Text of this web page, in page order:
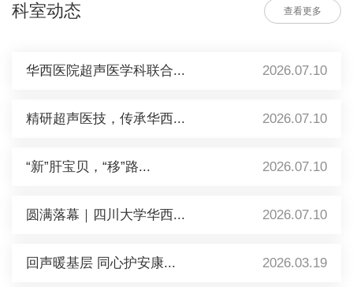
科室动态 查看更多
华西医院超声医学科联合... 2026.07.10
精研超声医技，传承华西... 2026.07.10
“新”肝宝贝，“移”路... 2026.07.10
圆满落幕｜四川大学华西... 2026.07.10
回声暖基层 同心护安康... 2026.03.19